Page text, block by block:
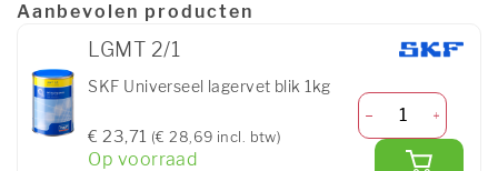
Aanbevolen producten
LGMT 2/1
SKF Universeel lagervet blik 1kg
€ 23,71 (€ 28,69 incl. btw)
Op voorraad